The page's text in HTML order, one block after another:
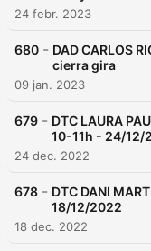
24 febr. 2023
680 - DAD CARLOS
cierra gira
09 jan. 2023
679 - DTC LAURA
10-11h - 24/12/
24 dec. 2022
678 - DTC DANI
18/12/2022
18 dec. 2022